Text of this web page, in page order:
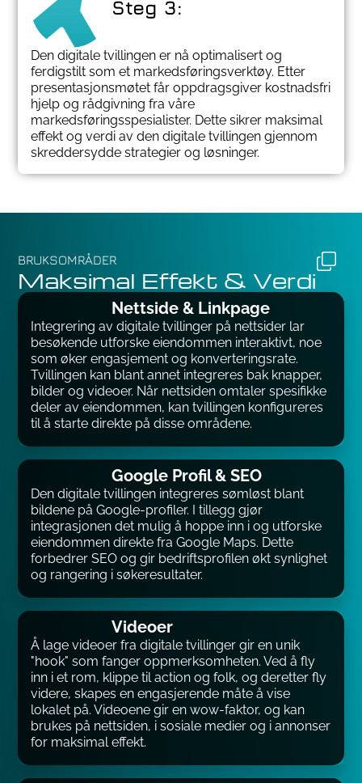
Steg 3:
Den digitale tvillingen er nå optimalisert og
ferdigstilt som et markedsføringsverktøy. Etter
presentasjonsmøtet får oppdragsgiver kostnadsfri
hjelp og rådgivning fra våre
markedsføringsspesialister. Dette sikrer maksimal
effekt og verdi av den digitale tvillingen gjennom
skreddersydde strategier og løsninger.
BRUKSOMRÅDER
Maksimal Effekt & Verdi
Nettside & Linkpage
Integrering av digitale tvillinger på nettsider lar
besøkende utforske eiendommen interaktivt, noe
som øker engasjement og konverteringsrate.
Tvillingen kan blant annet integreres bak knapper,
bilder og videoer. Når nettsiden omtaler spesifikke
deler av eiendommen, kan tvillingen konfigureres
til å starte direkte på disse områdene.
Google Profil & SEO
Den digitale tvillingen integreres sømløst blant
bildene på Google-profiler. I tillegg gjør
integrasjonen det mulig å hoppe inn i og utforske
eiendommen direkte fra Google Maps. Dette
forbedrer SEO og gir bedriftsprofilen økt synlighet
og rangering i søkeresultater.
Videoer
Å lage videoer fra digitale tvillinger gir en unik
"hook" som fanger oppmerksomheten. Ved å fly
inn i et rom, klippe til action og folk, og deretter fly
videre, skapes en engasjerende måte å vise
lokalet på. Videoene gir en wow-faktor, og kan
brukes på nettsiden, i sosiale medier og i annonser
for maksimal effekt.